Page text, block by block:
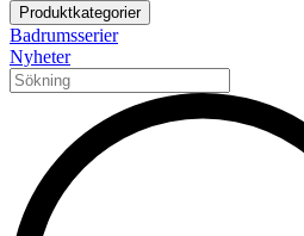
Produktkategorier
Badrumsserier
Nyheter